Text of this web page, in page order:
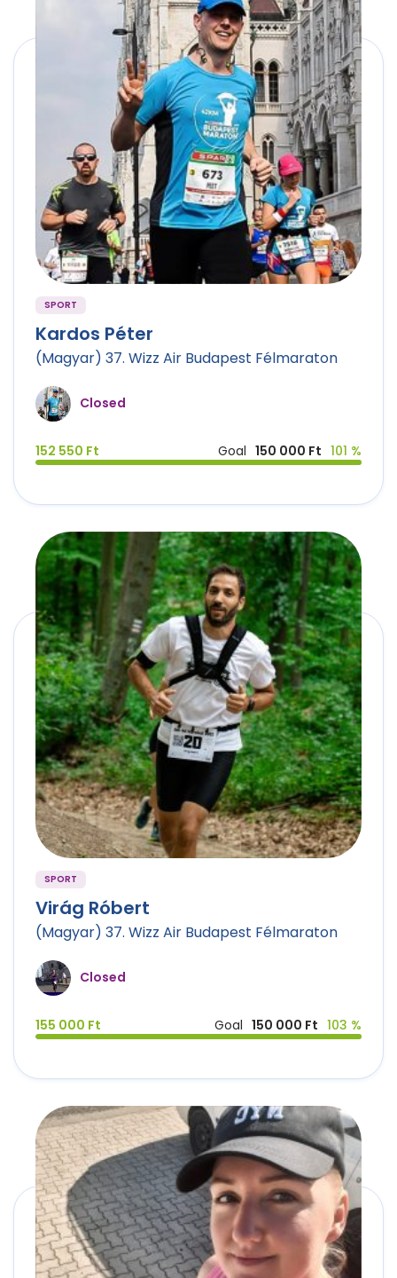
SPORT
Kardos Péter
(Magyar) 37. Wizz Air Budapest Félmaraton
Closed
152 550 Ft Goal 150 000 Ft 101 %
SPORT
Virág Róbert
(Magyar) 37. Wizz Air Budapest Félmaraton
Closed
155 000 Ft Goal 150 000 Ft 103 %